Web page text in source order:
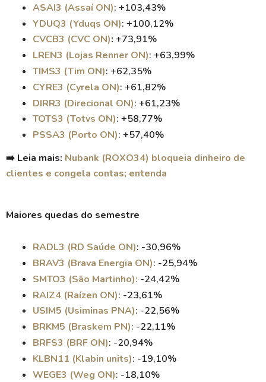
ASAI3 (Assaí ON): +103,43%
YDUQ3 (Yduqs ON): +100,12%
CVCB3 (CVC ON): +73,91%
LREN3 (Lojas Renner ON): +63,99%
TIMS3 (Tim ON): +62,35%
CYRE3 (Cyrela ON): +61,82%
DIRR3 (Direcional ON): +61,23%
TOTS3 (Totvs ON): +58,77%
PSSA3 (Porto ON): +57,40%
➡️ Leia mais: Nubank (ROXO34) bloqueia dinheiro de
clientes e congela contas; entenda
Maiores quedas do semestre
RADL3 (RD Saúde ON): -30,96%
BRAV3 (Brava Energia ON): -25,94%
SMTO3 (São Martinho): -24,42%
RAIZ4 (Raízen ON): -23,61%
USIM5 (Usiminas PNA): -22,56%
BRKM5 (Braskem PN): -22,11%
BRFS3 (BRF ON): -20,94%
KLBN11 (Klabin units): -19,10%
WEGE3 (Weg ON): -18,10%